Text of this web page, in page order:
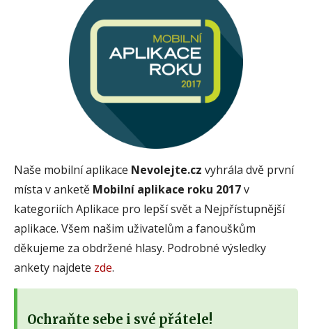
Naše mobilní aplikace Nevolejte.cz vyhrála dvě první
místa v anketě Mobilní aplikace roku 2017v
kategoriích Aplikace pro lepší svět a Nejpřístupnější
aplikace. Všem našim uživatelům a fanouškům
děkujeme za obdržené hlasy. Podrobné výsledky
ankety najdete zde.
Ochraňte sebe i své přátele!